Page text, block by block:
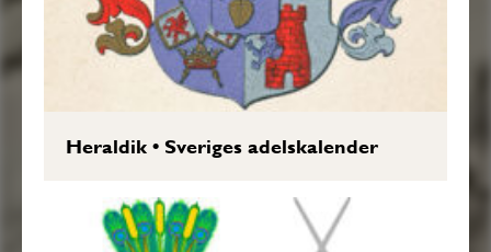
Heraldik•Sveriges adelskalender